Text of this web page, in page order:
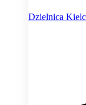
Dzielnica